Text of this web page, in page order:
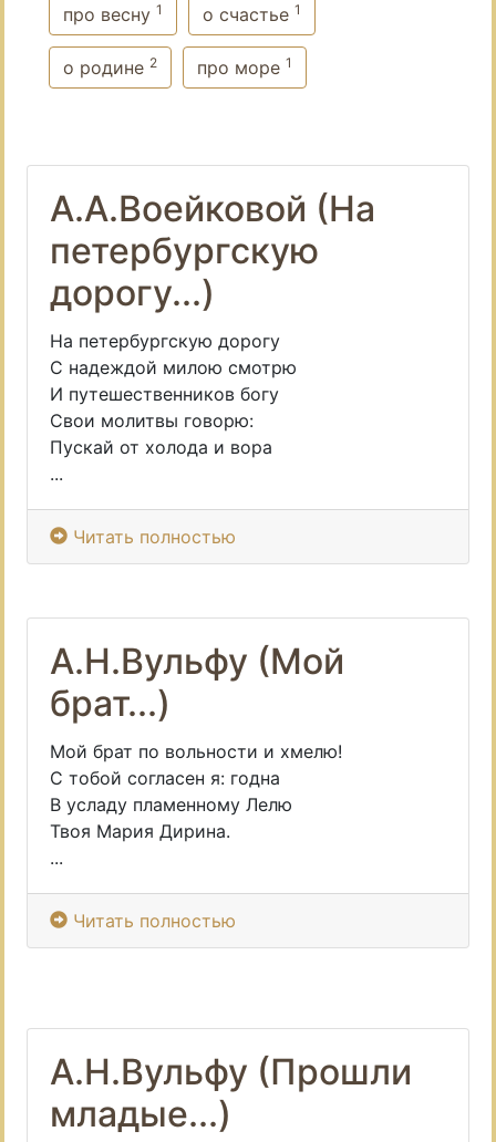
про весну 1 о счастье 1
о родине 2 про море 1
А.А.Воейковой (На
петербургскую
дорогу...)
На петербургскую дорогу
С надеждой милою смотрю
И путешественников богу
Свои молитвы говорю:
Пускай от холода и вора
...
Читать полностью
А.Н.Вульфу (Мой
брат...)
Мой брат по вольности и хмелю!
С тобой согласен я: годна
В усладу пламенному Лелю
Твоя Мария Дирина.
...
Читать полностью
А.Н.Вульфу (Прошли
младые...)